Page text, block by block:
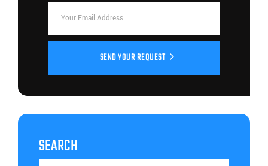
SEND YOUR REQUEST
SEARCH